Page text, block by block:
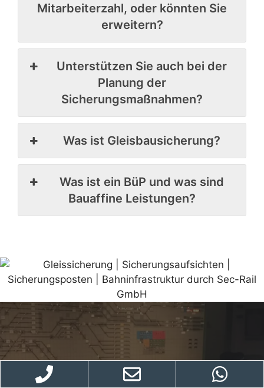
Mitarbeiterzahl, oder könnten Sie
erweitern?
Unterstützen Sie auch bei der
Planung der
Sicherungsmaßnahmen?
Was ist Gleisbausicherung?
Was ist ein BüP und was sind
Bauaffine Leistungen?
Wir sind jederzeit einsatzbereit,